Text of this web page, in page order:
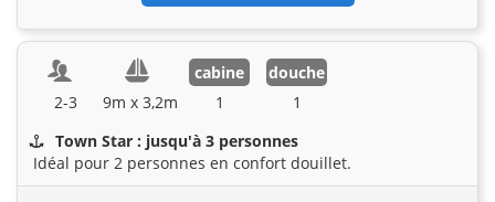
2-3 9m x 3,2m
cabine
1
douche
1
Town Star : jusqu'à 3 personnes
Idéal pour 2 personnes en confort douillet.